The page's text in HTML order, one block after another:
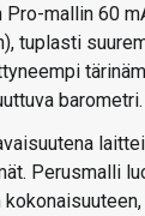
Pro-mallin 60
tuplasti
barometri.
Perusmalli